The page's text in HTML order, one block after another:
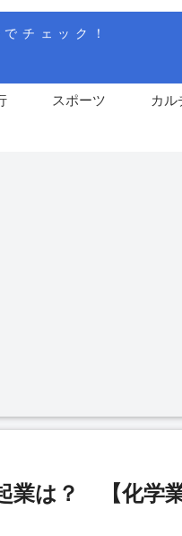
チェック！
スポーツ カル
業は？ 【化学